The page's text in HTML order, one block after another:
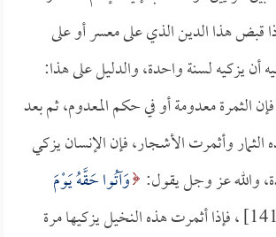
قبض هذا الدين الذي على معسر أو على
أن يزكيه لسنة واحدة، والدليل على هذا:
الثمرة معدومة أو في حكم المعدوم، ثم بعد
وأثمرت الأشجار، فإن الإنسان يزكي
والله عز وجل يقول: وَآتُوا حَقَّهُ يَوْمَ
[الأنعام:141] ، فإذا أثمرت هذه النخيل يزكيها مرة